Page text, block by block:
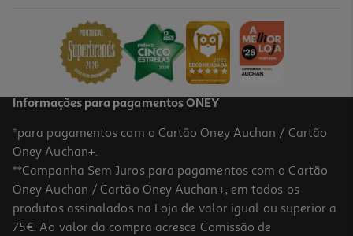
PVP de editor
12,96 €
-10%
Informações para pagamentos ONEY
*para pagamentos com o Cartão Oney Auchan / Cartão
Oney Auchan+.
**Campanha Sem Juros para pagamentos com o Cartão
Oney Auchan / Cartão Oney Auchan+, em todos os
produtos assinalados na Loja de valor igual ou superior a
75€. Ao valor da compra acresce Comissão de